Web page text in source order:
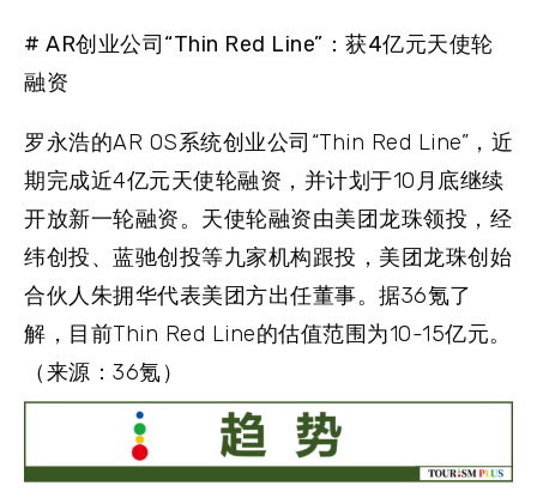
# AR创业公司“Thin Red Line”：获4亿元天使轮
融资
罗永浩的AR OS系统创业公司“Thin Red Line”，近
期完成近4亿元天使轮融资，并计划于10月底继续
开放新一轮融资。天使轮融资由美团龙珠领投，经
纬创投、蓝驰创投等九家机构跟投，美团龙珠创始
合伙人朱拥华代表美团方出任董事。据36氪了
解，目前Thin Red Line的估值范围为10-15亿元。
（来源：36氪）